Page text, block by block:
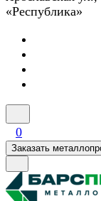
«Республика»
0
Заказать